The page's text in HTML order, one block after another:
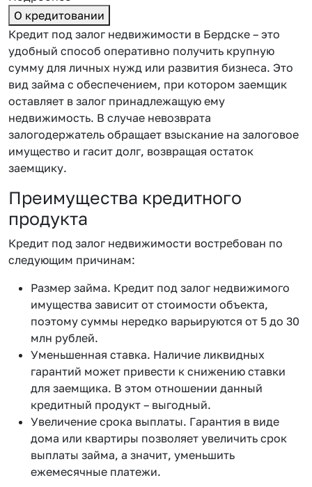
О кредитовании
Кредит под залог недвижимости в Бердске – это
удобный способ оперативно получить крупную
сумму для личных нужд или развития бизнеса. Это
вид займа с обеспечением, при котором заемщик
оставляет в залог принадлежащую ему
недвижимость. В случае невозврата
залогодержатель обращает взыскание на залоговое
имущество и гасит долг, возвращая остаток
заемщику.
Преимущества кредитного
продукта
Кредит под залог недвижимости востребован по
следующим причинам:
Размер займа. Кредит под залог недвижимого
имущества зависит от стоимости объекта,
поэтому суммы нередко варьируются от 5 до 30
млн рублей.
Уменьшенная ставка. Наличие ликвидных
гарантий может привести к снижению ставки
для заемщика. В этом отношении данный
кредитный продукт – выгодный.
Увеличение срока выплаты. Гарантия в виде
дома или квартиры позволяет увеличить срок
выплаты займа, а значит, уменьшить
ежемесячные платежи.